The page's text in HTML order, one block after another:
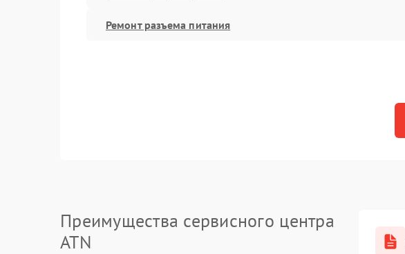
Ремонт разъема питания
Преимущества сервисного центра
ATN